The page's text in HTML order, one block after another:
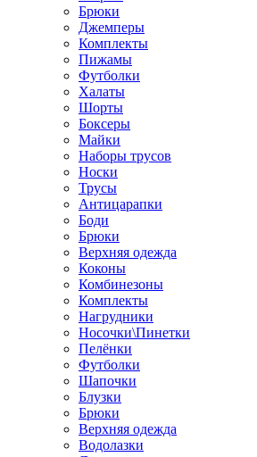
Брюки
Джемперы
Комплекты
Пижамы
Футболки
Халаты
Шорты
Боксеры
Майки
Наборы трусов
Носки
Трусы
Антицарапки
Боди
Брюки
Верхняя одежда
Коконы
Комбинезоны
Комплекты
Нагрудники
Носочки\Пинетки
Пелёнки
Футболки
Шапочки
Блузки
Брюки
Верхняя одежда
Водолазки